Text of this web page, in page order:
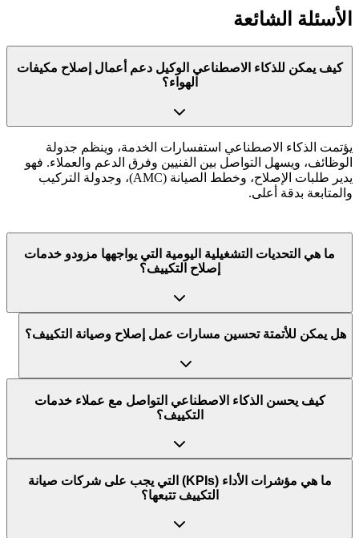
الأسئلة الشائعة
كيف يمكن للذكاء الاصطناعي الوكيل دعم أعمال إصلاح مكيفات
الهواء؟
يؤتمت الذكاء الاصطناعي استفسارات الخدمة، وينظم جدولة
الوظائف، ويسهل التواصل بين الفنيين وفرق الدعم والعملاء. فهو
يدير طلبات الإصلاح، وخطط الصيانة (AMC)، وجدولة التركيب
والمتابعة بدقة أعلى.
ما هي التحديات التشغيلية اليومية التي يواجهها مزودو خدمات
إصلاح التكييف؟
هل يمكن للأتمتة تحسين مسارات عمل إصلاح وصيانة التكييف؟
كيف يحسن الذكاء الاصطناعي التواصل مع عملاء خدمات
التكييف؟
ما هي مؤشرات الأداء (KPIs) التي يجب على شركات صيانة
التكييف تتبعها؟